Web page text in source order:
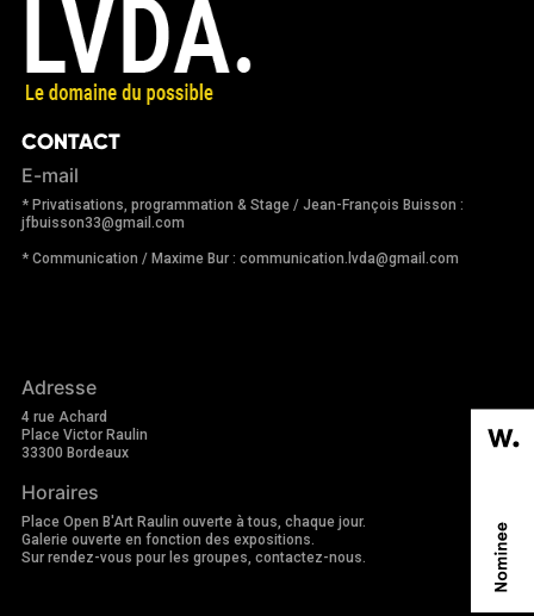
CONTACT
E-mail
* Privatisations, programmation & Stage / Jean-François Buisson :
jfbuisson33@gmail.com
* Communication / Maxime Bur : communication.lvda@gmail.com
Adresse
4 rue Achard
Place Victor Raulin
33300 Bordeaux
Horaires
Place Open B'Art Raulin ouverte à tous, chaque jour.
Galerie ouverte en fonction des expositions.
Sur rendez-vous pour les groupes, contactez-nous.